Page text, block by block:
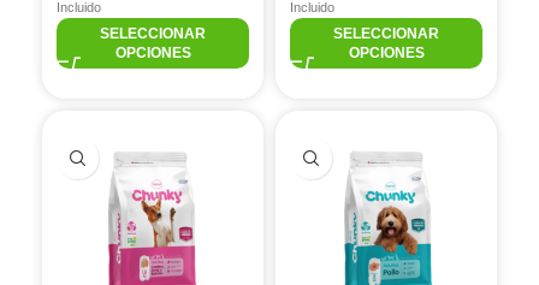
Incluido
SELECCIONAR
OPCIONES
Incluido
SELECCIONAR
OPCIONES